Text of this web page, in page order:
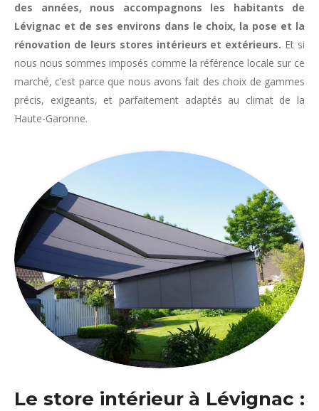
des années, nous accompagnons les habitants de
Lévignac et de ses environs dans le choix, la pose et la
rénovation de leurs stores intérieurs et extérieurs. Et si
nous nous sommes imposés comme la référence locale sur ce
marché, c’est parce que nous avons fait des choix de gammes
précis, exigeants, et parfaitement adaptés au climat de la
Haute-Garonne.
Le store intérieur à Lévignac :